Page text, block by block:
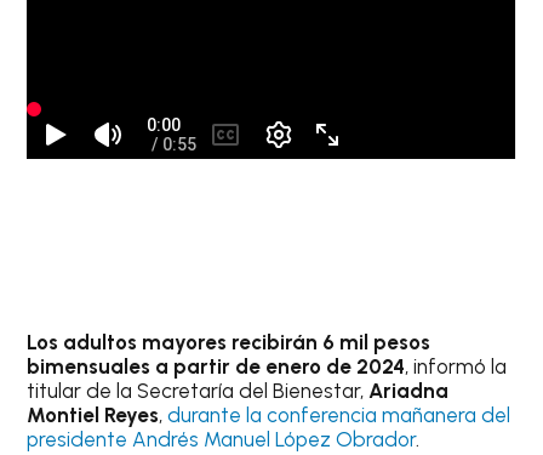
Los adultos mayores recibirán 6 mil pesos
bimensuales a partir de enero de 2024, informó la
titular de la Secretaría del Bienestar, Ariadna
Montiel Reyes,durante la conferencia mañanera del
presidente Andrés Manuel López Obrador.